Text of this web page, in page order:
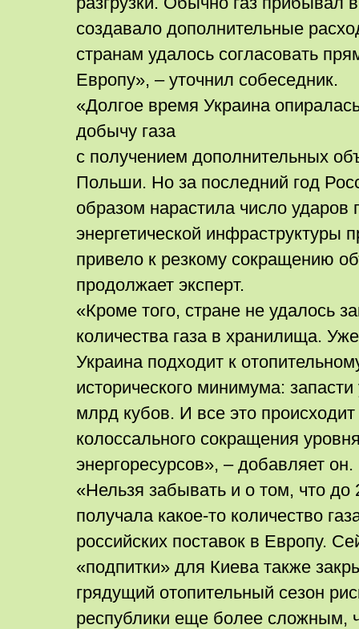
создавало дополнительные
странам удалось согласовать
Европу», – уточнил собеседник.
«Долгое время Украина
добычу газа
с получением дополнительных
Польши. Но за последний год
образом нарастила число ударов
энергетической инфраструктуры
привело к резкому сокращению
продолжает эксперт.
«Кроме того, стране не удалось
количества газа в хранилища.
Украина подходит к
исторического минимума:
млрд кубов. И все это
колоссального сокращения
энергоресурсов», – добавляет он.
«Нельзя забывать и о том, что до
получала какое-то количество
российских поставок в Европу.
«подпитки» для Киева также
грядущий отопительный сезон
республики еще более сложным,